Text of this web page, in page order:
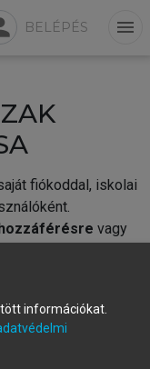
BELÉPÉS menu
fiókoddal, iskolai
vagy
új fiókot.
információkat.